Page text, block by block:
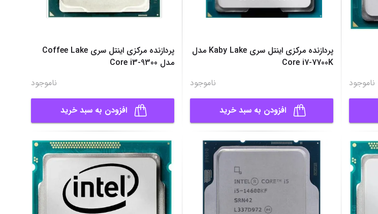
ناموجود
پردازنده مرکزی اینتل سری Kaby Lake مدل
Core i7-7700K
ناموجود
افزودن به سبد خرید
پردازنده مرکزی اینتل سری Coffee Lake
مدل Core i3-9300
ناموجود
افزودن به سبد خرید